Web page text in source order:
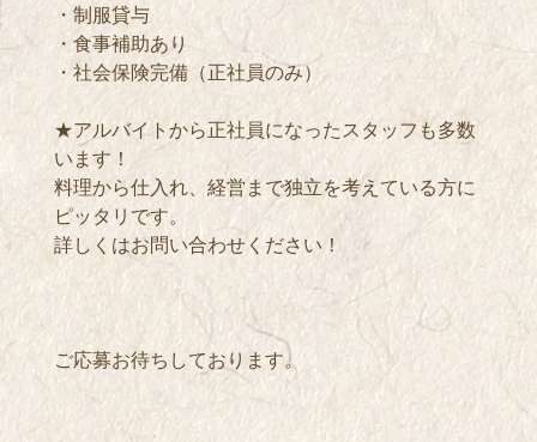
・制服貸与
・食事補助あり
・社会保険完備（正社員のみ）
★アルバイトから正社員になったスタッフも多数
います！
料理から仕入れ、経営まで独立を考えている方に
ピッタリです。
詳しくはお問い合わせください！
ご応募お待ちしております。